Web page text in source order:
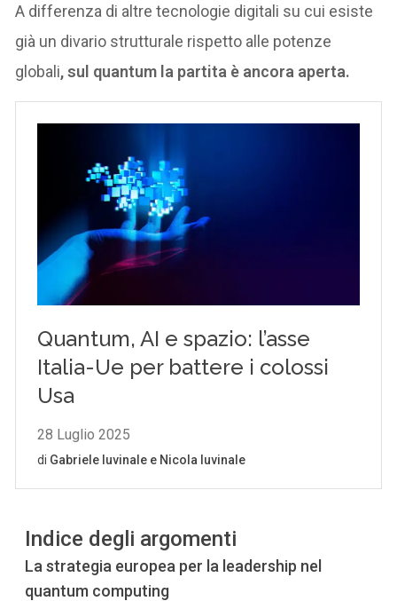
A differenza di altre tecnologie digitali su cui esiste
già un divario strutturale rispetto alle potenze
globali, sul quantum la partita è ancora aperta.
Indice degli argomenti
La strategia europea per la leadership nel
quantum computing